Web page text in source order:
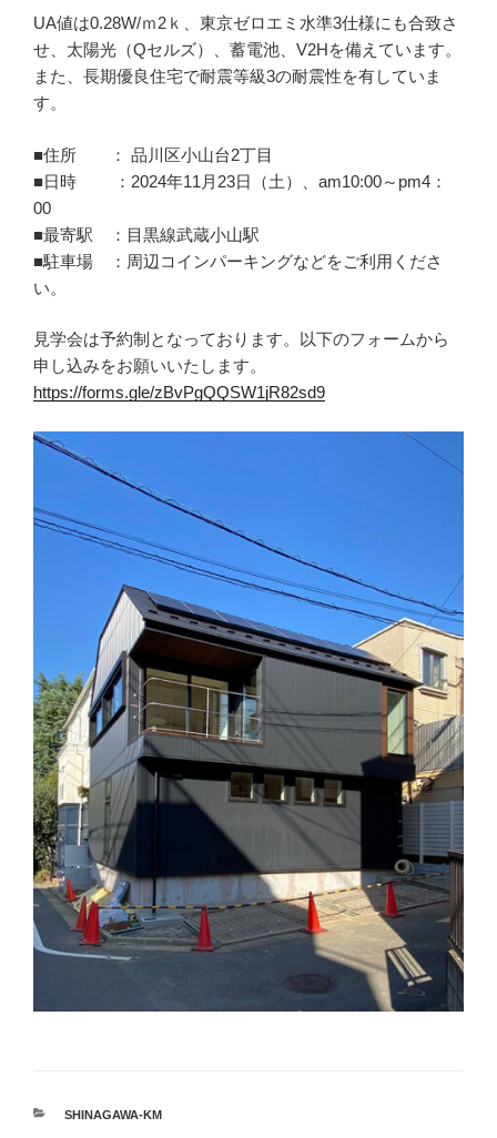
UA値は0.28W/ｍ2ｋ、東京ゼロエミ水準3仕様にも合致さ
せ、太陽光（Qセルズ）、蓄電池、V2Hを備えています。
また、長期優良住宅で耐震等級3の耐震性を有していま
す。
■住所 ： 品川区小山台2丁目
■日時 ：2024年11月23日（土）、am10:00～pm4：
00
■最寄駅 ：目黒線武蔵小山駅
■駐車場 ：周辺コインパーキングなどをご利用くださ
い。
見学会は予約制となっております。以下のフォームから
申し込みをお願いいたします。
https://forms.gle/zBvPgQQSW1jR82sd9
カ
SHINAGAWA-KM